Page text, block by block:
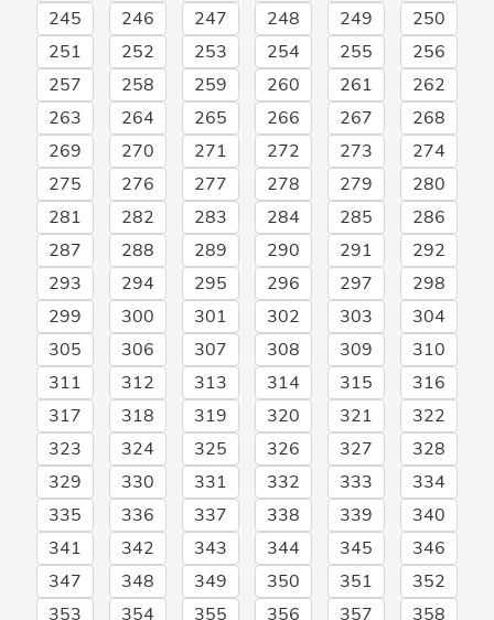
245
246 247 248 249
250
251
252 253 254 255
256
257
258 259 260 261
262
263
264 265 266 267
268
269
270 271 272 273
274
275
276 277 278 279
280
281
282 283 284 285
286
287
288 289 290 291
292
293
294 295 296 297
298
299
300 301 302 303
304
305
306 307 308 309
310
311
312 313 314 315
316
317
318 319 320 321
322
323
324 325 326 327
328
329
330 331 332 333
334
335
336 337 338 339
340
341
342 343 344 345
346
347
348 349 350 351
352
353
354 355 356 357 358